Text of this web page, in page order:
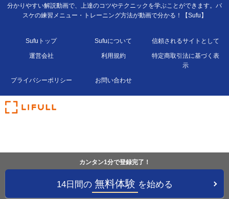
カンタン1分で登録完了！
14日間の 無料体験 を始める
分かりやすい解説動画で、上達のコツやテクニックを学ぶことができます。バ
スケの練習メニュー・トレーニング方法が動画で分かる！【Sufu】
Sufuトップ Sufuについて 信頼されるサイトとして
運営会社 利用規約
特定商取引法に基づく表
示
プライバシーポリシー お問い合わせ